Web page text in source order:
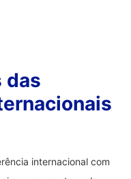
das
internacional com